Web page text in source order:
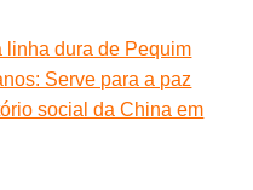
linha dura de Pequim
Serve para a paz
social da China em